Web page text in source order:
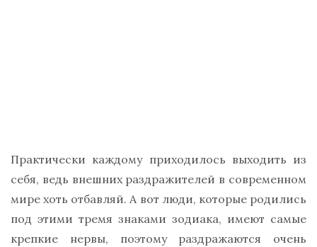
Практически каждому приходилось выходить из
себя, ведь внешних раздражителей в современном
мире хоть отбавляй. А вот люди, которые родились
под этими тремя знаками зодиака, имеют самые
крепкие нервы, поэтому раздражаются очень